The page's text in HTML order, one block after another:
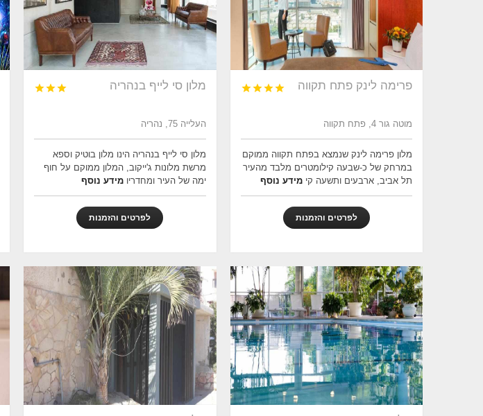
פרימה לינק פתח תקווה 



מוטה גור 4, פתח תקווה
מלון פרימה לינק שנמצא בפתח תקווה ממוקם
במרחק של כ-שבעה קילומטרים מלבד מהעיר
תל אביב, ארבעים ותשעה קי מידע נוסף
לפרטים והזמנות
מלון סי לייף בנהריה 


העלייה 75, נהריה
מלון סי לייף בנהריה הינו מלון בוטיק וספא
מרשת מלונות ג'ייקוב, המלון ממוקם על חוף
ימה של העיר ומחדריומידע נוסף
לפרטים והזמנות